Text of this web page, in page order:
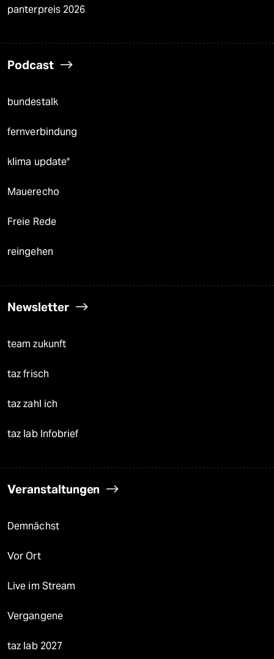
panterpreis 2026
Podcast
bundestalk
fernverbindung
klima update°
Mauerecho
Freie Rede
reingehen
Newsletter
team zukunft
taz frisch
taz zahl ich
taz lab Infobrief
Veranstaltungen
Demnächst
Vor Ort
Live im Stream
Vergangene
taz lab 2027